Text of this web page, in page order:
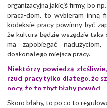
organizacyjna jakiejś firmy, bo
praca-dom, to wybieram inną
kodeksie pracy powinny być
że kultura będzie wszędzie taka
ma zapobiegać
doskonałego miejsca pracy.
Niektórzy powiedzą
rzuci pracy tylko dlatego, że
nocy, że to zbyt błahy powód…
Skoro błahy, to po co to